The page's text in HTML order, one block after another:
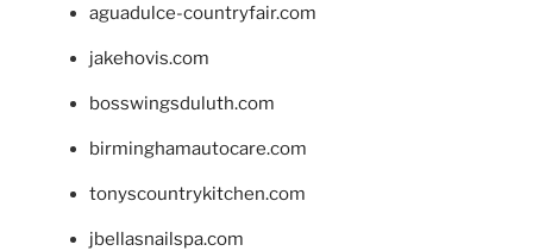
aguadulce-countryfair.com
jakehovis.com
bosswingsduluth.com
birminghamautocare.com
tonyscountrykitchen.com
jbellasnailspa.com